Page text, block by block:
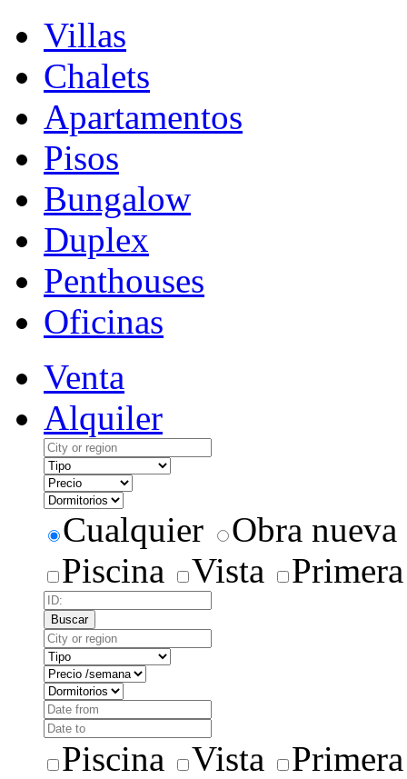
Villas
Chalets
Apartamentos
Pisos
Bungalow
Duplex
Penthouses
Oficinas
Venta
Alquiler
Cualquier
Obra nueva
Piscina
Vista
Buscar
Piscina Vista